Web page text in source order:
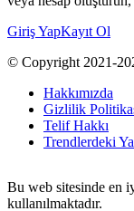
Giriş YapKayıt Ol
© Copyright 2021-
Hakkımızda
Gizlilik
Telif Hakkı
Trendlerdeki
Bu web sitesinde en
kullanılmaktadır.